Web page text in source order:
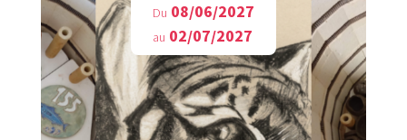
Du 08/06/2027
au 02/07/2027